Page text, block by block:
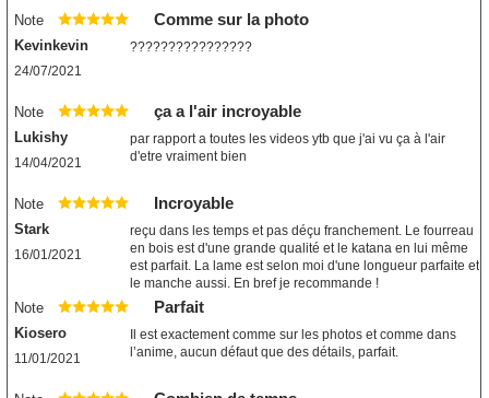
Note Comme sur la photo
Kevinkevin
24/07/2021
????????????????
Note ça a l'air incroyable
Lukishy
14/04/2021
par rapport a toutes les videos ytb que j'ai vu ça à l'air
d'etre vraiment bien
Note Incroyable
Stark
16/01/2021
reçu dans les temps et pas déçu franchement. Le fourreau
en bois est d'une grande qualité et le katana en lui même
est parfait. La lame est selon moi d'une longueur parfaite et
le manche aussi. En bref je recommande !
Note Parfait
Kiosero
11/01/2021
Il est exactement comme sur les photos et comme dans
l’anime, aucun défaut que des détails, parfait.